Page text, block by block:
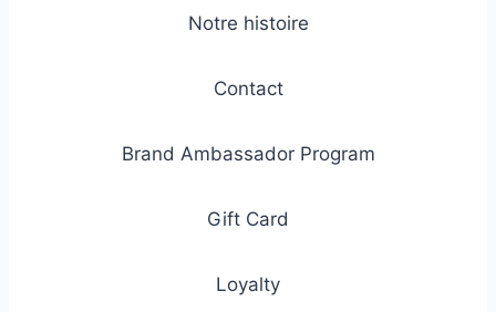
Notre histoire
Contact
Brand Ambassador Program
Gift Card
Loyalty